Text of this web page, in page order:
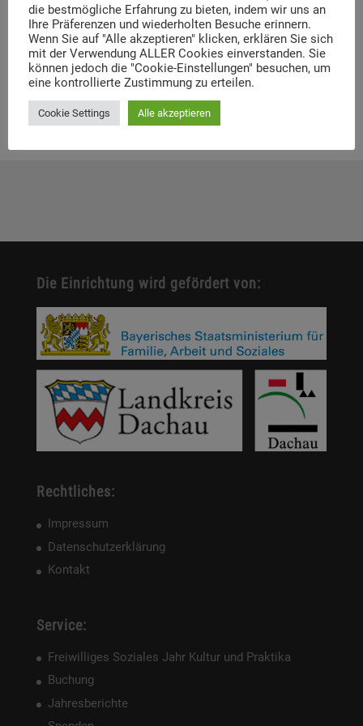
Link:http://www.wallstein-
verlag.de/9783892446255-nach-der-
verfolgung.html
Die Einrichtung wird gefördert von:
Rechtliches:
Impressum
Datenschutzerklärung
Kontakt
Service:
Freiwilliges Soziales Jahr Kultur und Praktika
Buchung
Jahresberichte
die bestmögliche Erfahrung zu bieten, indem wir uns an
Ihre Präferenzen und wiederholten Besuche erinnern.
Wenn Sie auf "Alle akzeptieren" klicken, erklären Sie sich
mit der Verwendung ALLER Cookies einverstanden. Sie
können jedoch die "Cookie-Einstellungen" besuchen, um
eine kontrollierte Zustimmung zu erteilen.
Cookie Settings Alle akzeptieren